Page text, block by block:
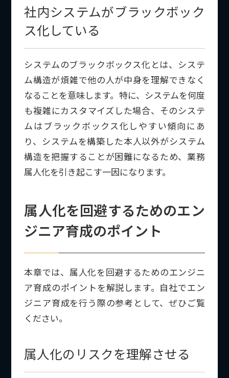
社内システムがブラックボック
ス化している
システムのブラックボックス化とは、システ
ム構造が煩雑で他の人が中身を理解できなく
なることを意味します。特に、システムを何度
も複雑にカスタマイズした場合、そのシステ
ムはブラックボックス化しやすい傾向にあ
り、システムを構築した本人以外がシステム
構造を把握することが困難になるため、業務
属人化を引き起こす一因になります。
属人化を回避するためのエン
ジニア育成のポイント
本章では、属人化を回避するためのエンジニ
ア育成のポイントを解説します。自社でエン
ジニア育成を行う際の参考として、ぜひご覧
ください。
属人化のリスクを理解させる